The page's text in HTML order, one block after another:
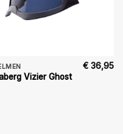
Vizier Ghost
€ 36,95